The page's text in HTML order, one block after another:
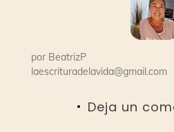
por BeatrizP
laescrituradelavida@gmail.com
Deja un